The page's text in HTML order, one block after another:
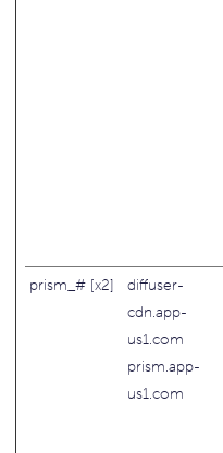
prism_# [x2]
diffuser-
cdn.app-
us1.com
prism.app-
us1.com